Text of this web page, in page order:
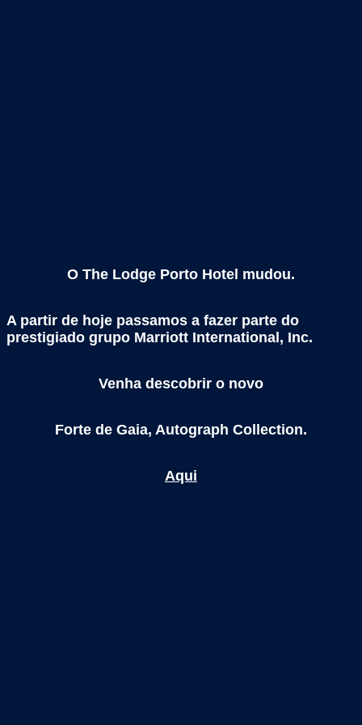
O The Lodge Porto Hotel mudou.
A partir de hoje passamos a fazer parte do
prestigiado grupo Marriott International, Inc.
Venha descobrir o novo
Forte de Gaia, Autograph Collection.
Aqui